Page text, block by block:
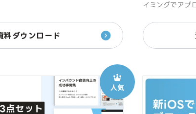
料ダウンロード
イミングでアプ